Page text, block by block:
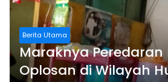
Berita Utama
Maraknya Peredaran
Oplosan di Wilayah